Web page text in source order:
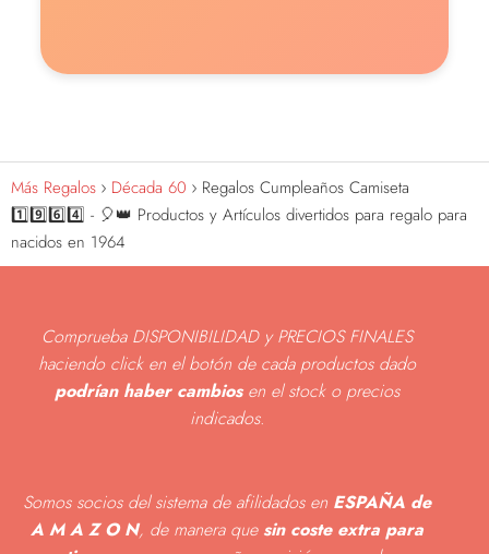
Más Regalos Década 60
Regalos Cumpleaños Camiseta
1️⃣9️⃣6️⃣4️⃣ - 🎈👑 Productos y Artículos divertidos para regalo para
nacidos en 1964
Comprueba DISPONIBILIDAD y PRECIOS FINALES
haciendo click en el botón de cada productos dado
podrían haber cambiosen el stock o precios
indicados.
Somos socios del sistema de afilidados en ESPAÑA de
A M A Z O N, de manera que sin coste extra para